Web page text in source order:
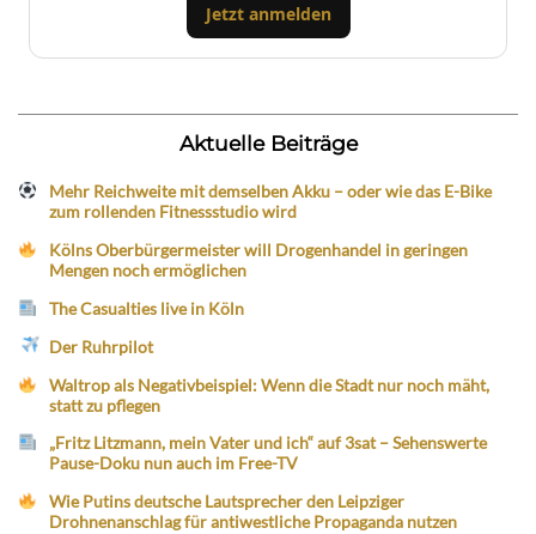
Jetzt anmelden
Aktuelle Beiträge
Mehr Reichweite mit demselben Akku – oder wie das E-Bike
zum rollenden Fitnessstudio wird
Kölns Oberbürgermeister will Drogenhandel in geringen
Mengen noch ermöglichen
The Casualties live in Köln
Der Ruhrpilot
Waltrop als Negativbeispiel: Wenn die Stadt nur noch mäht,
statt zu pflegen
„Fritz Litzmann, mein Vater und ich“ auf 3sat – Sehenswerte
Pause-Doku nun auch im Free-TV
Wie Putins deutsche Lautsprecher den Leipziger
Drohnenanschlag für antiwestliche Propaganda nutzen